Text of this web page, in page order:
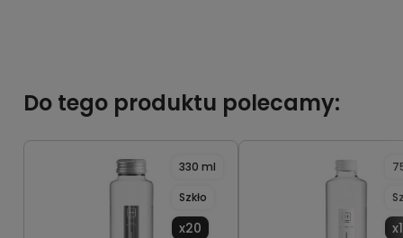
Do tego produktu polecamy:
330 ml
Szkło
x20